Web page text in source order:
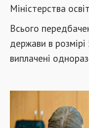
Міністерства
Всього
держави в розмірі
виплачені